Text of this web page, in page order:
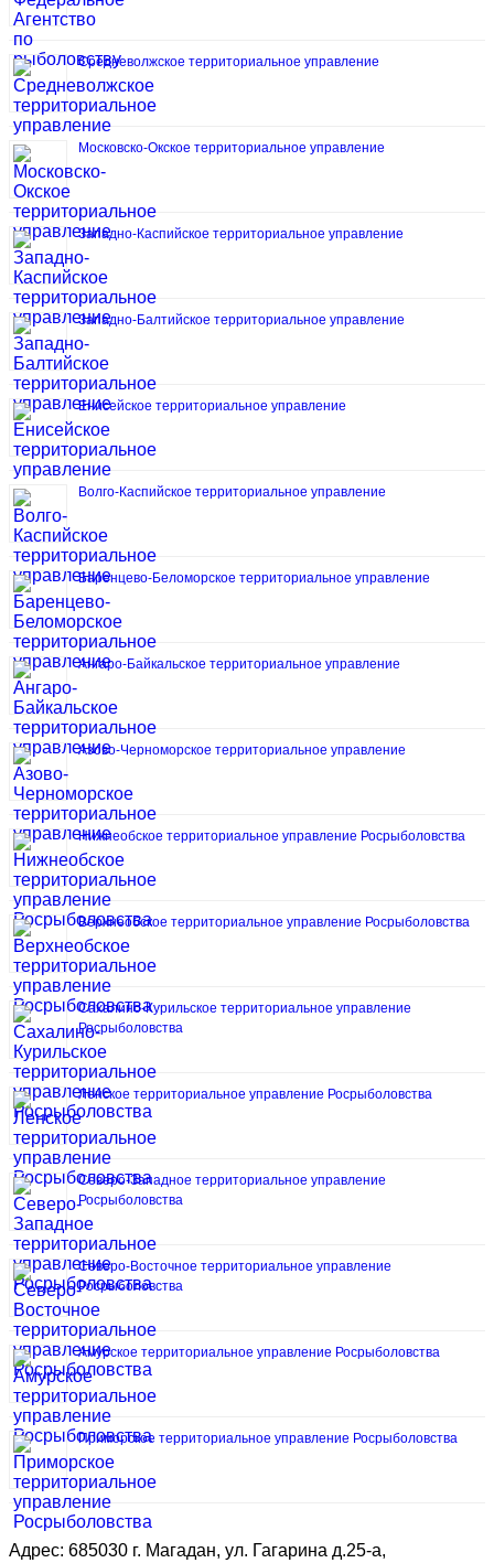
Средневолжское территориальное управление
Московско-Окское территориальное управление
Западно-Каспийское территориальное управление
Западно-Балтийское территориальное управление
Енисейское территориальное управление
Волго-Каспийское территориальное управление
Баренцево-Беломорское территориальное управление
Ангаро-Байкальское территориальное управление
Азово-Черноморское территориальное управление
Нижнеобское территориальное управление Росрыболовства
Верхнеобское территориальное управление Росрыболовства
Сахалино-Курильское территориальное управление
Росрыболовства
Ленское территориальное управление Росрыболовства
Северо-Западное территориальное управление
Росрыболовства
Северо-Восточное территориальное управление
Росрыболовства
Амурское территориальное управление Росрыболовства
Приморское территориальное управление Росрыболовства
Адрес: 685030 г. Магадан, ул. Гагарина д.25-а,